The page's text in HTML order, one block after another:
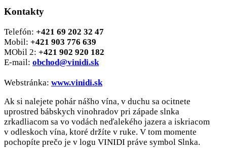
Kontakty
Telefón: +421 69 202 32 47
Mobil: +421 903 776 639
MObil 2: +421 902 920 182
E-mail: obchod@vinidi.sk
Webstránka: www.vinidi.sk
Ak si nalejete pohár nášho vína, v duchu sa ocitnete
uprostred bábskych vinohradov pri západe slnka
zrkadliacom sa vo vodách neďalekého jazera a iskriacom
v odleskoch vína, ktoré držíte v ruke. V tom momente
pochopíte prečo je v logu VINIDI práve symbol Slnka.